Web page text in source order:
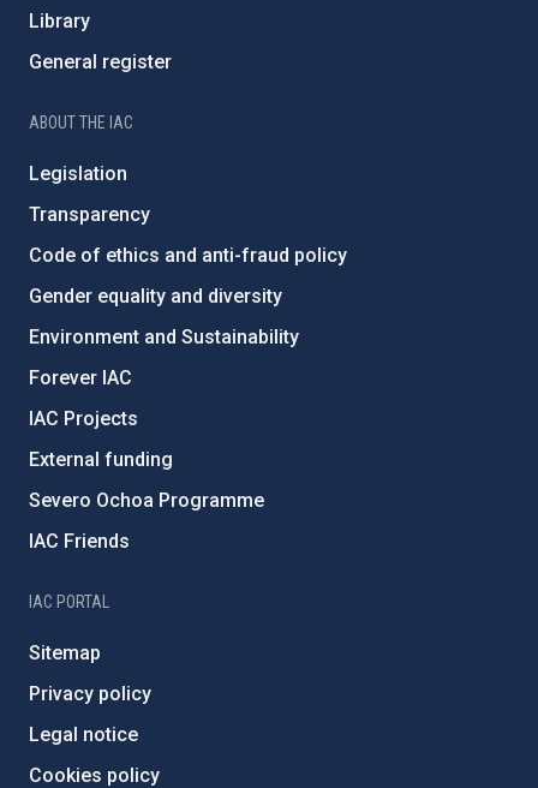
Library
General register
ABOUT THE IAC
Legislation
Transparency
Code of ethics and anti-fraud policy
Gender equality and diversity
Environment and Sustainability
Forever IAC
IAC Projects
External funding
Severo Ochoa Programme
IAC Friends
IAC PORTAL
Sitemap
Privacy policy
Legal notice
Cookies policy